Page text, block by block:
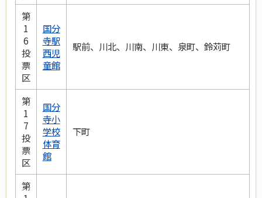
第
1
6
投
票
区
国分
寺駅
西児
童館
駅前、川北、川南、川東、泉町、鈴苅町
第
1
7
投
票
区
国分
寺小
学校
体育
館
下町
第